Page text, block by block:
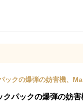
ックの爆弾の妨害機、
クパックの爆弾の妨